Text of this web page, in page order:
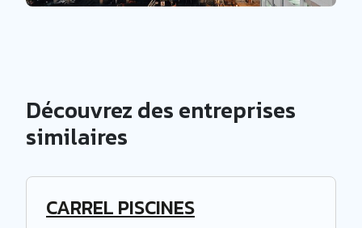
Découvrez des entreprises
similaires
CARREL PISCINES